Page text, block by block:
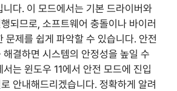
다. 이 모드에서는 기본 드라이버와
되므로, 소프트웨어 충돌이나 바이러
문제를 쉽게 파악할 수 있습니다. 안전
결하면 시스템의 안정성을 높일 수
는 윈도우 11에서 안전 모드에 진입
안내해드리겠습니다. 정확하게 알려